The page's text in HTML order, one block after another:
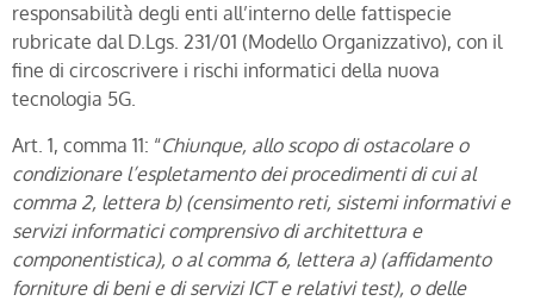
responsabilità degli enti all’interno delle fattispecie
rubricate dal D.Lgs. 231/01 (Modello Organizzativo), con il
fine di circoscrivere i rischi informatici della nuova
tecnologia 5G.
Art. 1, comma 11: “Chiunque, allo scopo di ostacolare o
condizionare l’espletamento dei procedimenti di cui al
comma 2, lettera b) (censimento reti, sistemi informativi e
servizi informatici comprensivo di architettura e
componentistica), o al comma 6, lettera a) (affidamento
forniture di beni e di servizi ICT e relativi test), o delle